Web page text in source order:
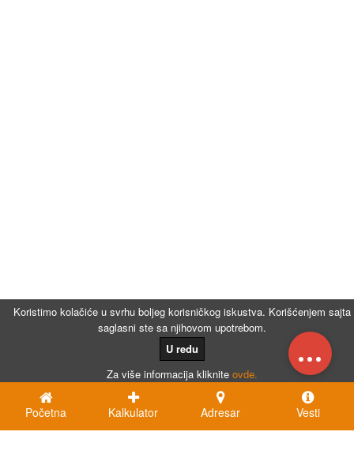
Koristimo kolačiće u svrhu boljeg korisničkog iskustva. Korišćenjem sajta
saglasni ste sa njihovom upotrebom.
U redu
Za više informacija kliknite ovde.
...
Početna Kalkulator Adresar Vesti